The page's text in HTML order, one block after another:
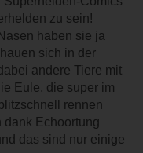
zu sein!
haben sie ja
sich in der
andere Tiere mit
Eule, die super im
rennen
dank Echoortung
das sind nur einige